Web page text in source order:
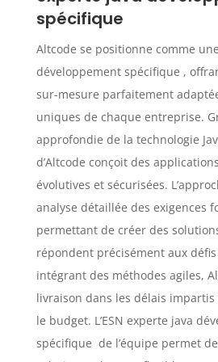
spécifique
Altcode se positionne comme
développement spécifique ,
sur-mesure parfaitement
uniques de chaque entreprise.
approfondie de la technologie
d’Altcode conçoit des
évolutives et sécurisées.
analyse détaillée des exigences
permettant de créer des
répondent précisément aux
intégrant des méthodes agiles,
livraison dans les délais
le budget. L’ESN experte java
spécifique de l’équipe permet